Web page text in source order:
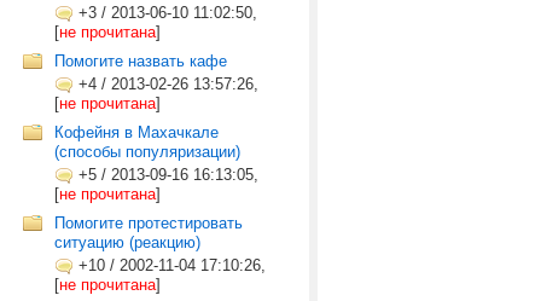
+3 / 2013-06-10 11:02:50,
[не прочитана]
Помогите назвать кафе
+4 / 2013-02-26 13:57:26,
[не прочитана]
Кофейня в Махачкале
(способы популяризации)
+5 / 2013-09-16 16:13:05,
[не прочитана]
Помогите протестировать
ситуацию (реакцию)
+10 / 2002-11-04 17:10:26,
[не прочитана]